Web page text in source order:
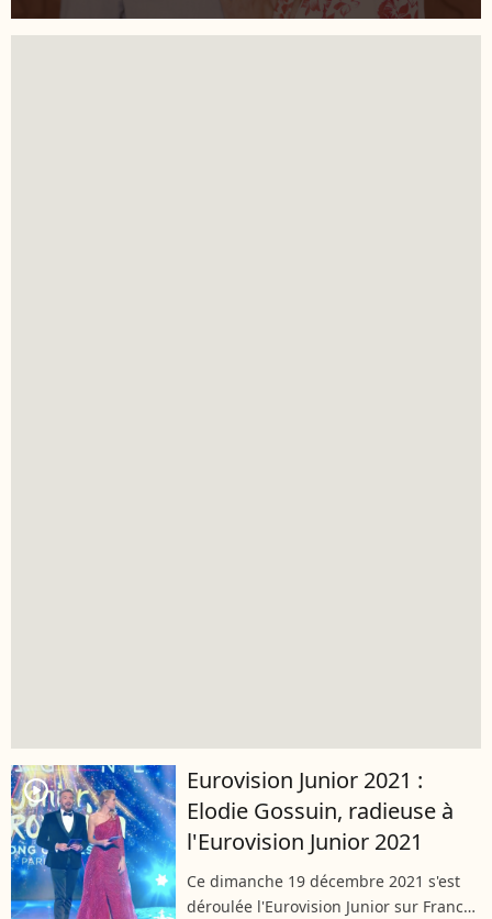
player2
Eurovision Junior 2021 :
Elodie Gossuin, radieuse à
l'Eurovision Junior 2021
Ce dimanche 19 décembre 2021 s'est
déroulée l'Eurovision Junior sur France